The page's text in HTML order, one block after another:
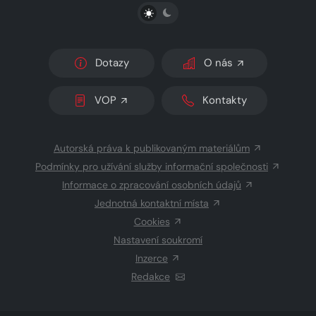
PŘEPNOUT SVĚTLÝ/TMAVÝ REŽIM
Dotazy O nás
VOP Kontakty
Autorská práva k publikovaným materiálům
Podmínky pro užívání služby informační společnosti
Informace o zpracování osobních údajů
Jednotná kontaktní místa
Cookies
Nastavení soukromí
Inzerce
Redakce